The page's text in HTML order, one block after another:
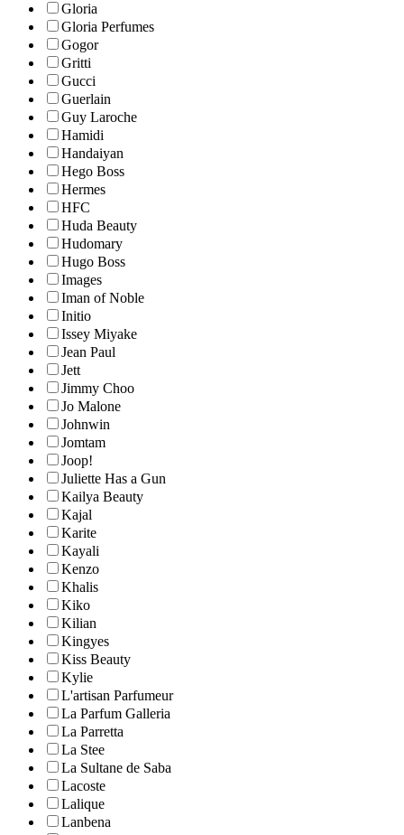
Gloria
Gloria Perfumes
Gogor
Gritti
Gucci
Guerlain
Guy Laroche
Hamidi
Handaiyan
Hego Boss
Hermes
HFC
Huda Beauty
Hudomary
Hugo Boss
Images
Iman of Noble
Initio
Issey Miyake
Jean Paul
Jett
Jimmy Choo
Jo Malone
Johnwin
Jomtam
Joop!
Juliette Has a Gun
Kailya Beauty
Kajal
Karite
Kayali
Kenzo
Khalis
Kiko
Kilian
Kingyes
Kiss Beauty
Kylie
L'artisan Parfumeur
La Parfum Galleria
La Parretta
La Stee
La Sultane de Saba
Lacoste
Lalique
Lanbena